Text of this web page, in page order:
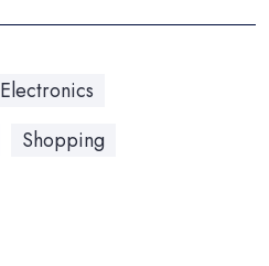
Electronics
Shopping